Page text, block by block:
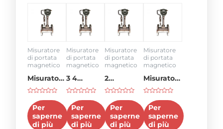
Misuratore
di portata
magnetico
Misuratore
di portata
4-20ma
su
5
Per
saperne
di più
Misuratore
di portata
magnetico
3 4
misuratore
di portata
suPer
saperne
di più
Misuratore
di portata
magnetico
2
misuratore
di portata
dell'acqua
suPer
saperne
di più
Misuratore
di portata
magnetico
Misuratore
di portata
2 in
suPer
saperne
di più